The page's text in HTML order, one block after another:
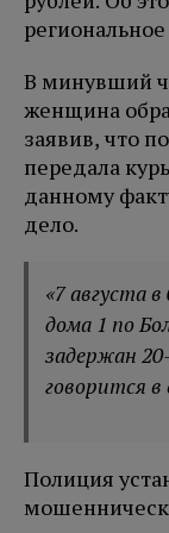
В минувший
женщина
заявив, что
передала
данному
дело.
«7 августа
дома 1 по
задержан
говорится
Полиция